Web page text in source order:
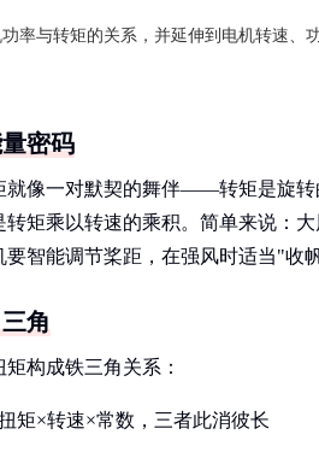
率与转矩的关系，并延伸到电机转速、
密码
就像一对默契的舞伴——转矩是旋
转矩乘以转速的乘积。简单来说：
智能调节桨距，在强风时适当"收
角
构成铁三角关系：
矩×转速×常数，三者此消彼长